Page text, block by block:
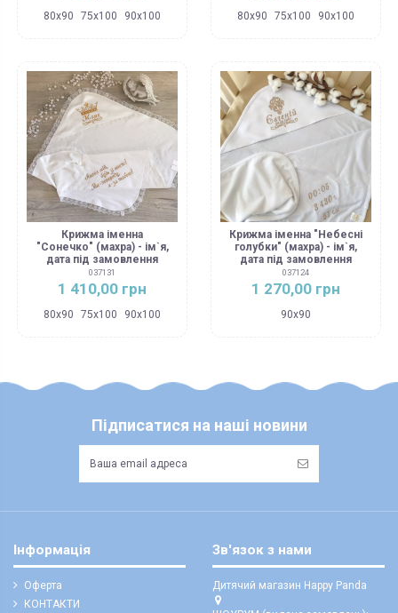
80х90 75х100 90х100 80х90 75х100 90х100
Крижма іменна
"Сонечко" (махра) - ім`я,
дата під замовлення
037131
1 410,00 грн
80х90 75х100 90х100
Крижма іменна "Небесні
голубки" (махра) - ім`я,
дата під замовлення
037124
1 270,00 грн
90х90
Підписатися на наші новини
Інформація
Оферта
КОНТАКТИ
Зв'язок з нами
Дитячий магазин Happy Panda